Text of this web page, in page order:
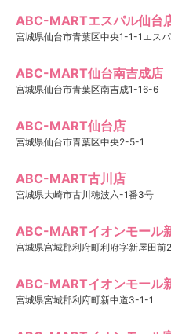
ABC-MARTエスパル仙台
宮城県仙台市青葉区中央1-1-1エス
ABC-MART仙台南吉成店
宮城県仙台市青葉区南吉成1-16-6
ABC-MART仙台店
宮城県仙台市青葉区中央2-5-1
ABC-MART古川店
宮城県大崎市古川穂波六-1番3号
ABC-MARTイオンモール
宮城県宮城郡利府町利府字新屋田前
ABC-MARTイオンモール
宮城県宮城郡利府町新中道3-1-1